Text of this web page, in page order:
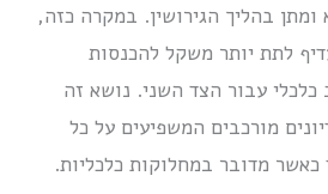
בהליך הגירושין. במקרה כזה,
לתת יותר משקל להכנסות
עבור הצד השני. נושא זה
מורכבים המשפיעים על כל
כאשר מדובר במחלוקות כלכליות.